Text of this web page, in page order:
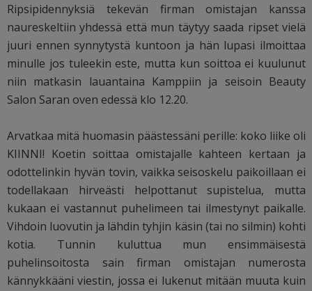
Ripsipidennyksiä tekevän firman omistajan kanssa
naureskeltiin yhdessä että mun täytyy saada ripset vielä
juuri ennen synnytystä kuntoon ja hän lupasi ilmoittaa
minulle jos tuleekin este, mutta kun soittoa ei kuulunut
niin matkasin lauantaina Kamppiin ja seisoin Beauty
Salon Saran oven edessä klo 12.20.
Arvatkaa mitä huomasin päästessäni perille: koko liike oli
KIINNI! Koetin soittaa omistajalle kahteen kertaan ja
odottelinkin hyvän tovin, vaikka seisoskelu paikoillaan ei
todellakaan hirveästi helpottanut supistelua, mutta
kukaan ei vastannut puhelimeen tai ilmestynyt paikalle.
Vihdoin luovutin ja lähdin tyhjin käsin (tai no silmin) kohti
kotia. Tunnin kuluttua mun ensimmäisestä
puhelinsoitosta sain firman omistajan numerosta
kännykkääni viestin, jossa ei lukenut mitään muuta kuin